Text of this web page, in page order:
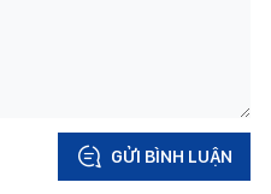
GỬI BÌNH LUẬN